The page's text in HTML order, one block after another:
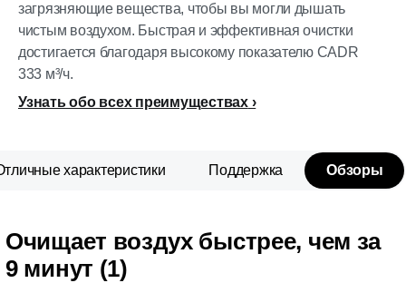
загрязняющие вещества, чтобы вы могли дышать
чистым воздухом. Быстрая и эффективная очистки
достигается благодаря высокому показателю CADR
333 м³/ч.
Узнать обо всех преимуществах
характеристики Поддержка Обзоры
Очищает воздух быстрее, чем за
9 минут (1)